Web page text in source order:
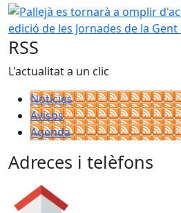
Pallejà es tornarà a omplir
RSS
L'actualitat a un clic
Notícies
Avisos
Agenda
Adreces i telèfons